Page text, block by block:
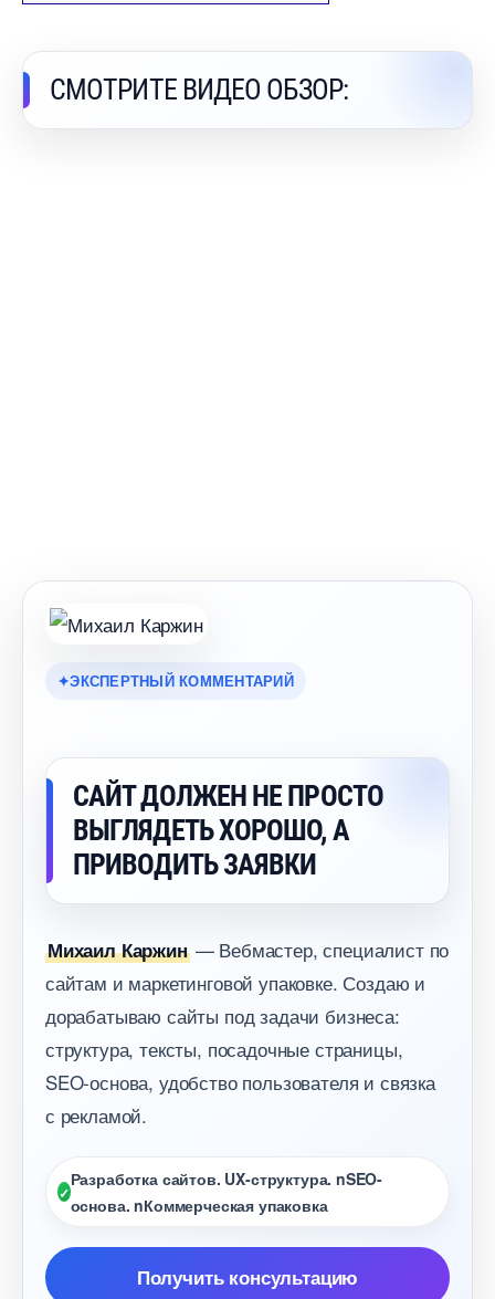
СМОТРИТЕ ВИДЕО ОБЗОР:
ЭКСПЕРТНЫЙ КОММЕНТАРИЙ
САЙТ ДОЛЖЕН НЕ ПРОСТО
ЫГЛЯДЕТЬ ХОРОШО, А
ПРИВОДИТЬ ЗАЯВКИ
Михаил Каржин— Вебмастер, специалист по
сайтам и маркетинговой упаковке. Создаю и
дорабатываю сайты под задачи бизнеса:
структура, тексты, посадочные страницы,
SEO-основа, удобство пользователя и связка
с рекламой.
Разработка сайтов. UX-структура. nSEO-
основа. nКоммерческая упаковка
Получить консультацию